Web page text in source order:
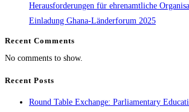
Herausforderungen für ehrenamtliche
Einladung Ghana-Länderforum 2025
Recent Comments
No comments to show.
Recent Posts
Round Table Exchange: Parliamentary